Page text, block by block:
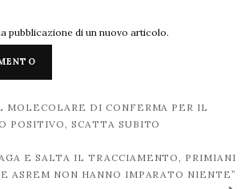
pubblicazione di un nuovo articolo.
MOLECOLARE DI CONFERMA PER IL
POSITIVO, SCATTA SUBITO
E SALTA IL TRACCIAMENTO, PRIMIANI
ASREM NON HANNO IMPARATO NIENTE”